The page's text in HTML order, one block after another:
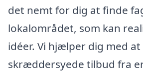
det nemt for dig at finde
lokalområdet, som kan
idéer. Vi hjælper dig med
skræddersyede tilbud fra